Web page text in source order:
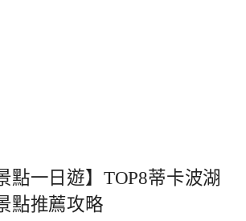
點一日遊】TOP8蒂卡波湖
點推薦攻略